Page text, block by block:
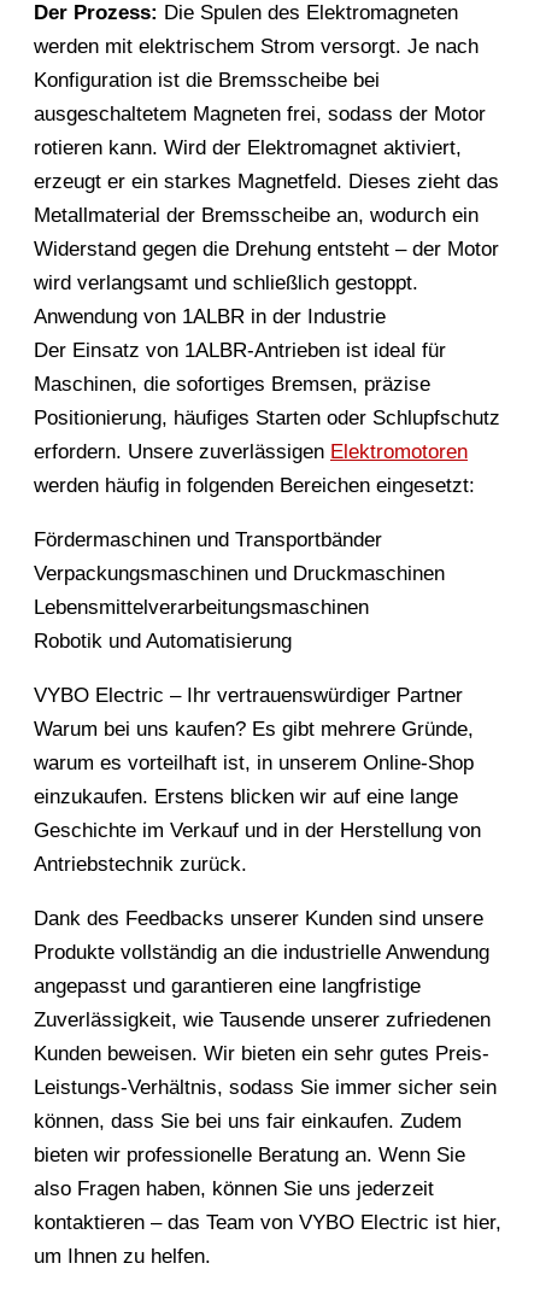
Der Prozess: Die Spulen des Elektromagneten
werden mit elektrischem Strom versorgt. Je nach
Konfiguration ist die Bremsscheibe bei
ausgeschaltetem Magneten frei, sodass der Motor
rotieren kann. Wird der Elektromagnet aktiviert,
erzeugt er ein starkes Magnetfeld. Dieses zieht das
Metallmaterial der Bremsscheibe an, wodurch ein
Widerstand gegen die Drehung entsteht – der Motor
wird verlangsamt und schließlich gestoppt.
Anwendung von 1ALBR in der Industrie
Der Einsatz von 1ALBR-Antrieben ist ideal für
Maschinen, die sofortiges Bremsen, präzise
Positionierung, häufiges Starten oder Schlupfschutz
erfordern. Unsere zuverlässigen Elektromotoren
werden häufig in folgenden Bereichen eingesetzt:
Fördermaschinen und Transportbänder
Verpackungsmaschinen und Druckmaschinen
Lebensmittelverarbeitungsmaschinen
Robotik und Automatisierung
VYBO Electric – Ihr vertrauenswürdiger Partner
Warum bei uns kaufen? Es gibt mehrere Gründe,
warum es vorteilhaft ist, in unserem Online-Shop
einzukaufen. Erstens blicken wir auf eine lange
Geschichte im Verkauf und in der Herstellung von
Antriebstechnik zurück.
Dank des Feedbacks unserer Kunden sind unsere
Produkte vollständig an die industrielle Anwendung
angepasst und garantieren eine langfristige
Zuverlässigkeit, wie Tausende unserer zufriedenen
Kunden beweisen. Wir bieten ein sehr gutes Preis-
Leistungs-Verhältnis, sodass Sie immer sicher sein
können, dass Sie bei uns fair einkaufen. Zudem
bieten wir professionelle Beratung an. Wenn Sie
also Fragen haben, können Sie uns jederzeit
kontaktieren – das Team von VYBO Electric ist hier,
um Ihnen zu helfen.